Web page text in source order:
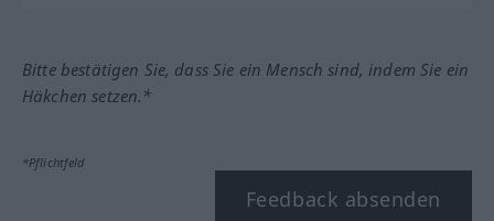
Bitte bestätigen Sie, dass Sie ein Mensch sind, indem Sie ein
Häkchen setzen.*
*Pflichtfeld
Feedback absenden